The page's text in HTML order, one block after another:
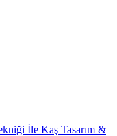
İle Kaş Tasarım &